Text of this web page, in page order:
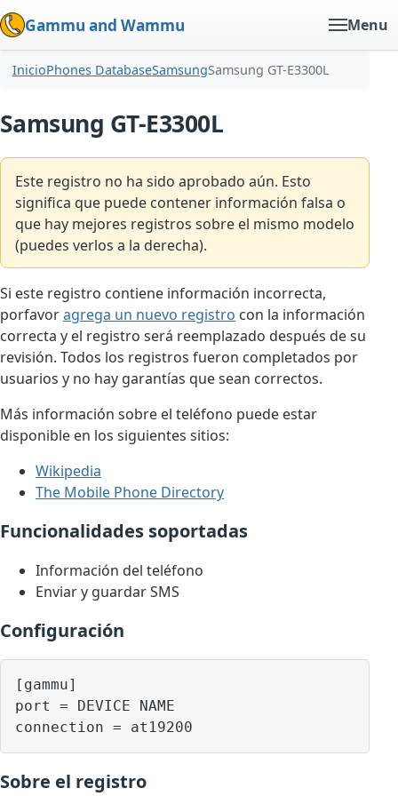
Gammu and Wammu Menu
InicioPhones DatabaseSamsungSamsung GT-E3300L
Samsung GT-E3300L
Este registro no ha sido aprobado aún. Esto
significa que puede contener información falsa o
que hay mejores registros sobre el mismo modelo
(puedes verlos a la derecha).
Si este registro contiene información incorrecta,
porfavoragrega un nuevo registro con la información
correcta y el registro será reemplazado después de su
revisión. Todos los registros fueron completados por
usuarios y no hay garantías que sean correctos.
Más información sobre el teléfono puede estar
disponible en los siguientes sitios:
Wikipedia
The Mobile Phone Directory
Funcionalidades soportadas
Información del teléfono
Enviar y guardar SMS
Configuración
[gammu]
port = DEVICE NAME
Sobre el registro